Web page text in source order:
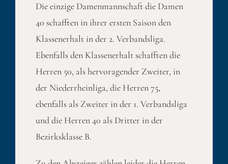
Die einzige Damenmannschaft die Damen
40 schafften in ihrer ersten Saison den
Klassenerhalt in der 2. Verbandsliga.
Ebenfalls den Klassenerhalt schafften die
Herren 50, als hervoragender Zweiter, in
der Niederrheinliga, die Herren 75,
ebenfalls als Zweiter in der 1. Verbandsliga
und die Herren 40 als Dritter in der
Bezirksklasse B.